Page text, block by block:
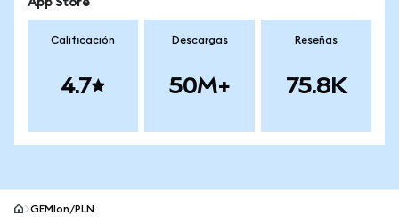
App Store
Calificación
4.7
Descargas
50M+
Reseñas
75.8K
GEMIon/PLN